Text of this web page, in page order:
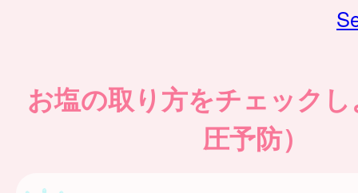
お塩の取り方をチェック
圧予防）